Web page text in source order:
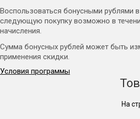
Воспользоваться бонусными рублями
следующую покупку возможно в
начисления.
Сумма бонусных рублей может быть
применения скидки.
Условия программы
На